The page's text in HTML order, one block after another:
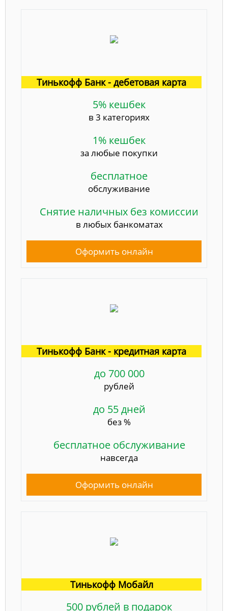
Тинькофф Банк - дебетовая карта
5% кешбек
в 3 категориях
1% кешбек
за любые покупки
бесплатное
обслуживание
Снятие наличных без комиссии
в любых банкоматах
Оформить онлайн
Тинькофф Банк - кредитная карта
до 700 000
рублей
до 55 дней
без %
бесплатное обслуживание
навсегда
Оформить онлайн
Тинькофф Мобайл
500 рублей в подарок